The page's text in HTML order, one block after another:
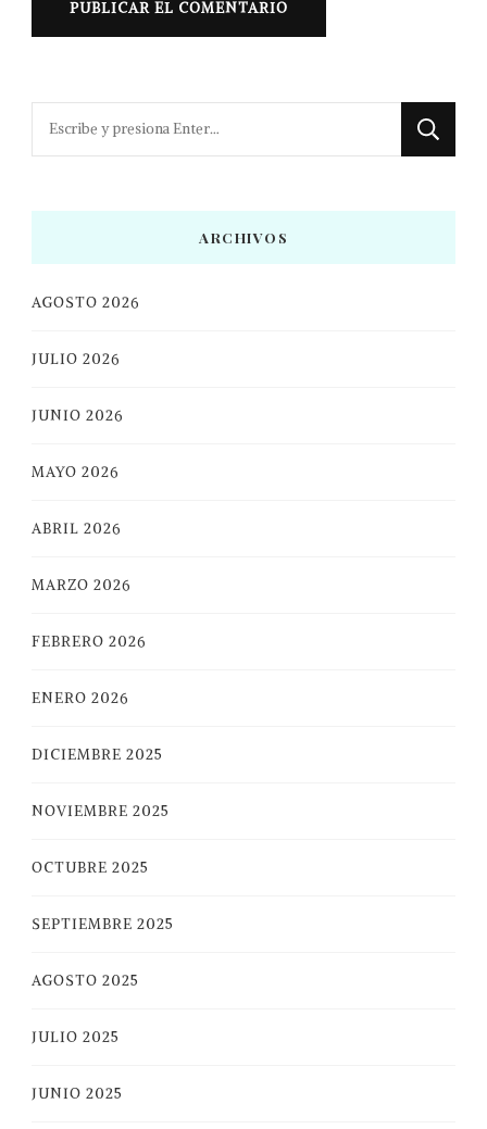
¿Buscas
ARCHIVOS
AGOSTO 2026
JULIO 2026
JUNIO 2026
MAYO 2026
ABRIL 2026
MARZO 2026
FEBRERO 2026
ENERO 2026
DICIEMBRE 2025
NOVIEMBRE 2025
OCTUBRE 2025
SEPTIEMBRE 2025
AGOSTO 2025
JULIO 2025
JUNIO 2025